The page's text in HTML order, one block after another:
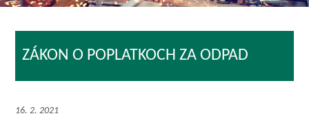
ZÁKON O POPLATKOCH ZA ODPAD
16. 2. 2021